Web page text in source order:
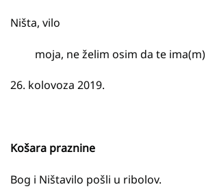
Ništa, vilo
moja, ne želim osim da te ima(m)
26. kolovoza 2019.
Košara praznine
Bog i Ništavilo pošli u ribolov.